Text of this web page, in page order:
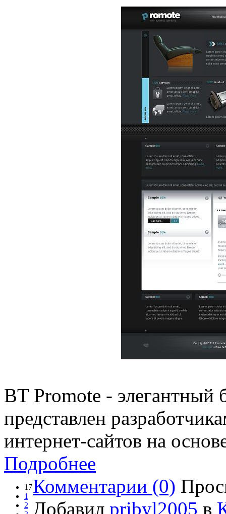
BT Promote - элегантный
представлен
интернет-сайтов на
Подробнее
17
1
2
Комментарии (0)
Добавил pribyl2005 в